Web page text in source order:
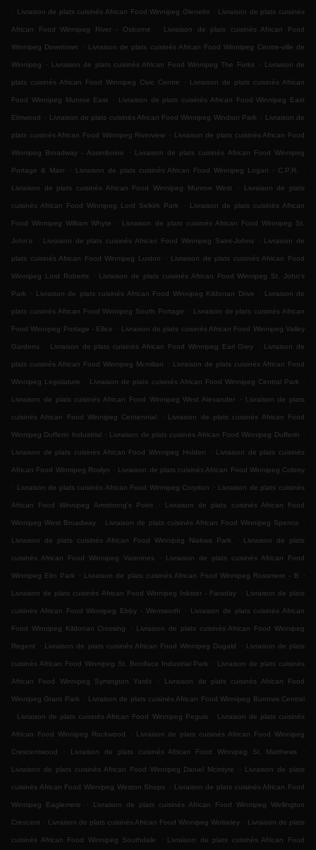
. Livraison de plats cuisinés African Food Winnipeg Glenelm . Livraison de plats cuisinés
African Food Winnipeg River - Osborne . Livraison de plats cuisinés African Food
Winnipeg Downtown . Livraison de plats cuisinés African Food Winnipeg Centre-ville de
Winnipeg . Livraison de plats cuisinés African Food Winnipeg The Forks . Livraison de
plats cuisinés African Food Winnipeg Civic Centre . Livraison de plats cuisinés African
Food Winnipeg Munroe East . Livraison de plats cuisinés African Food Winnipeg East
Elmwood . Livraison de plats cuisinés African Food Winnipeg Windsor Park . Livraison de
plats cuisinés African Food Winnipeg Riverview . Livraison de plats cuisinés African Food
Winnipeg Broadway - Assiniboine . Livraison de plats cuisinés African Food Winnipeg
Portage & Main . Livraison de plats cuisinés African Food Winnipeg Logan - C.P.R. .
Livraison de plats cuisinés African Food Winnipeg Munroe West . Livraison de plats
cuisinés African Food Winnipeg Lord Selkirk Park . Livraison de plats cuisinés African
Food Winnipeg William Whyte . Livraison de plats cuisinés African Food Winnipeg St.
John's . Livraison de plats cuisinés African Food Winnipeg Saint-Johns . Livraison de
plats cuisinés African Food Winnipeg Luxton . Livraison de plats cuisinés African Food
Winnipeg Lord Roberts . Livraison de plats cuisinés African Food Winnipeg St. John's
Park . Livraison de plats cuisinés African Food Winnipeg Kildonan Drive . Livraison de
plats cuisinés African Food Winnipeg South Portage . Livraison de plats cuisinés African
Food Winnipeg Portage - Ellice . Livraison de plats cuisinés African Food Winnipeg Valley
Gardens . Livraison de plats cuisinés African Food Winnipeg Earl Grey . Livraison de
plats cuisinés African Food Winnipeg Mcmillan . Livraison de plats cuisinés African Food
Winnipeg Legislature . Livraison de plats cuisinés African Food Winnipeg Central Park .
Livraison de plats cuisinés African Food Winnipeg West Alexander . Livraison de plats
cuisinés African Food Winnipeg Centennial . Livraison de plats cuisinés African Food
Winnipeg Dufferin Industrial . Livraison de plats cuisinés African Food Winnipeg Dufferin .
Livraison de plats cuisinés African Food Winnipeg Holden . Livraison de plats cuisinés
African Food Winnipeg Roslyn . Livraison de plats cuisinés African Food Winnipeg Colony
. Livraison de plats cuisinés African Food Winnipeg Corydon . Livraison de plats cuisinés
African Food Winnipeg Armstrong's Point . Livraison de plats cuisinés African Food
Winnipeg West Broadway . Livraison de plats cuisinés African Food Winnipeg Spence .
Livraison de plats cuisinés African Food Winnipeg Niakwa Park . Livraison de plats
cuisinés African Food Winnipeg Varennes . Livraison de plats cuisinés African Food
Winnipeg Elm Park . Livraison de plats cuisinés African Food Winnipeg Rossmere - B .
Livraison de plats cuisinés African Food Winnipeg Inkster - Faraday . Livraison de plats
cuisinés African Food Winnipeg Ebby - Wentworth . Livraison de plats cuisinés African
Food Winnipeg Kildonan Crossing . Livraison de plats cuisinés African Food Winnipeg
Regent . Livraison de plats cuisinés African Food Winnipeg Dugald . Livraison de plats
cuisinés African Food Winnipeg St. Boniface Industrial Park . Livraison de plats cuisinés
African Food Winnipeg Symington Yards . Livraison de plats cuisinés African Food
Winnipeg Grant Park . Livraison de plats cuisinés African Food Winnipeg Burrows Central
. Livraison de plats cuisinés African Food Winnipeg Peguis . Livraison de plats cuisinés
African Food Winnipeg Rockwood . Livraison de plats cuisinés African Food Winnipeg
Crescentwood . Livraison de plats cuisinés African Food Winnipeg St. Matthews .
Livraison de plats cuisinés African Food Winnipeg Daniel Mcintyre . Livraison de plats
cuisinés African Food Winnipeg Weston Shops . Livraison de plats cuisinés African Food
Winnipeg Eaglemere . Livraison de plats cuisinés African Food Winnipeg Wellington
Crescent . Livraison de plats cuisinés African Food Winnipeg Wolseley . Livraison de plats
cuisinés African Food Winnipeg Southdale . Livraison de plats cuisinés African Food